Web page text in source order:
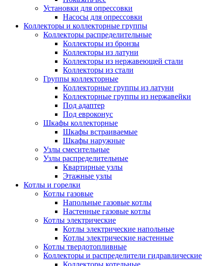
Установки для опрессовки
Насосы для опрессовки
Коллекторы и коллекторные группы
Коллекторы распределительные
Коллекторы из бронзы
Коллекторы из латуни
Коллекторы из нержавеющей стали
Коллекторы из стали
Группы коллекторные
Коллекторные группы из латуни
Коллекторные группы из нержавейки
Под адаптер
Под евроконус
Шкафы коллекторные
Шкафы встраиваемые
Шкафы наружные
Узлы смесительные
Узлы распределительные
Квартирные узлы
Этажные узлы
Котлы и горелки
Котлы газовые
Напольные газовые котлы
Настенные газовые котлы
Котлы электрические
Котлы электрические напольные
Котлы электрические настенные
Котлы твердотопливные
Коллекторы и распределители гидравлические
Коллекторы котельные